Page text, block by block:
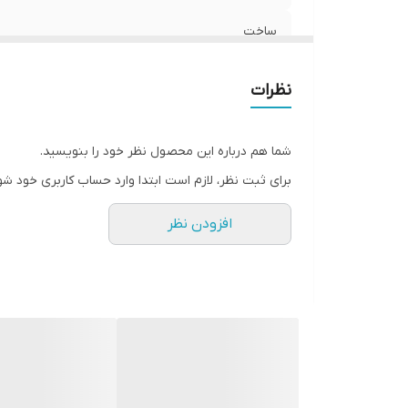
ساخت
نظرات
شما هم درباره این محصول نظر خود را بنویسید.
برای ثبت نظر، لازم است ابتدا وارد حساب کاربری خود
افزودن نظر